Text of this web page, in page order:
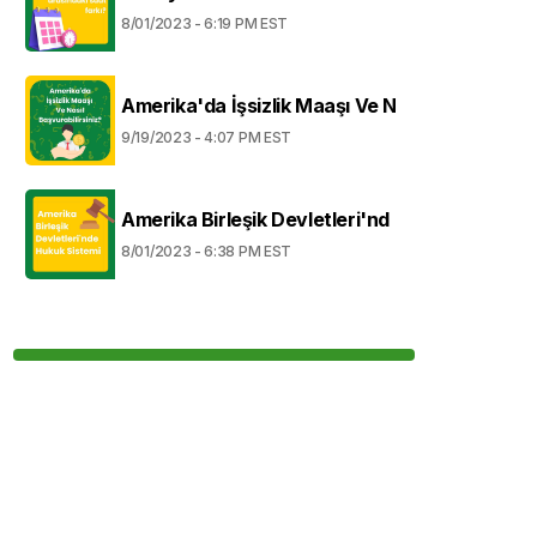
8/01/2023 - 6:19 PM EST
Amerika'da İşsizlik Maaşı Ve N
9/19/2023 - 4:07 PM EST
Amerika Birleşik Devletleri'nd
8/01/2023 - 6:38 PM EST